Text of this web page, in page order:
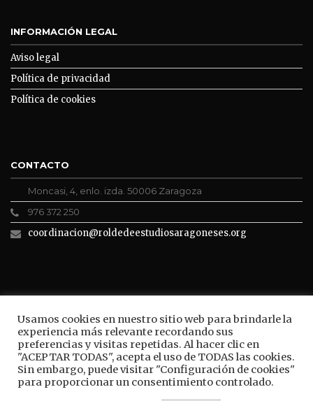
Usamos cookies en nuestro sitio web para brindarle la
experiencia más relevante recordando sus
preferencias y visitas repetidas. Al hacer clic en
"ACEPTAR TODAS", acepta el uso de TODAS las cookies.
Sin embargo, puede visitar "Configuración de cookies"
para proporcionar un consentimiento controlado.
INFORMACIÓN LEGAL
Aviso legal
Política de privacidad
Política de cookies
CONTACTO
Moncasi, 4, enlo. izda. 50006 Zaragoza
976 372 250
coordinacion@roldedeestudiosaragoneses.org
ROLDE CONECTA
BUSCAR